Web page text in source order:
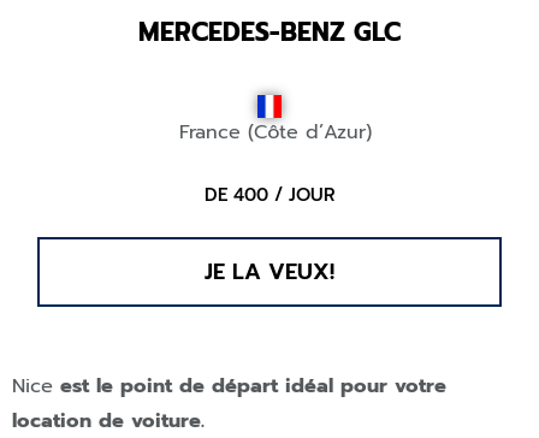
MERCEDES-BENZ GLC
France (Côte d’Azur)
DE 400 / JOUR
JE LA VEUX!
Nice est le point de départ idéal pour votre
location de voiture.